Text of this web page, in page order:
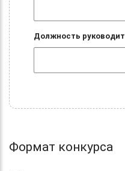
Должность
Формат конкурса